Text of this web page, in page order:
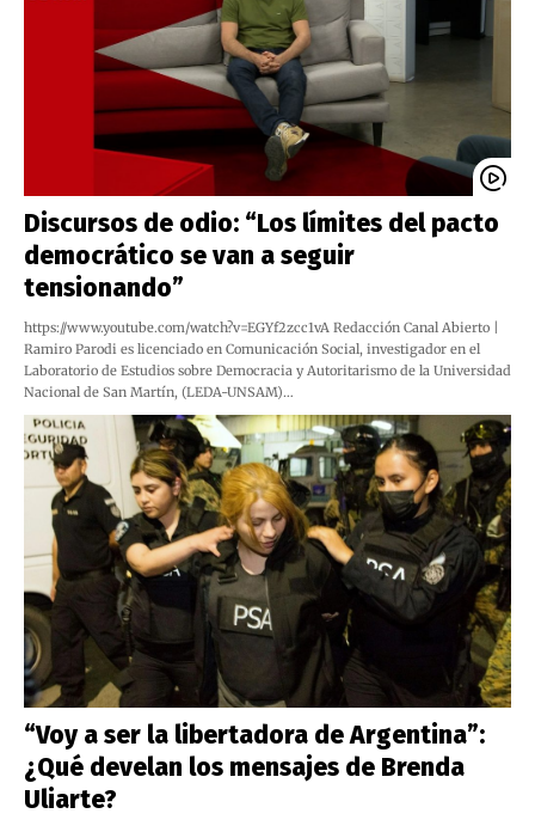
Discursos de odio: “Los límites del pacto
democrático se van a seguir
tensionando”
https://www.youtube.com/watch?v=EGYf2zcc1vA Redacción Canal Abierto |
Ramiro Parodi es licenciado en Comunicación Social, investigador en el
Laboratorio de Estudios sobre Democracia y Autoritarismo de la Universidad
Nacional de San Martín, (LEDA-UNSAM)…
“Voy a ser la libertadora de Argentina”:
¿Qué develan los mensajes de Brenda
Uliarte?